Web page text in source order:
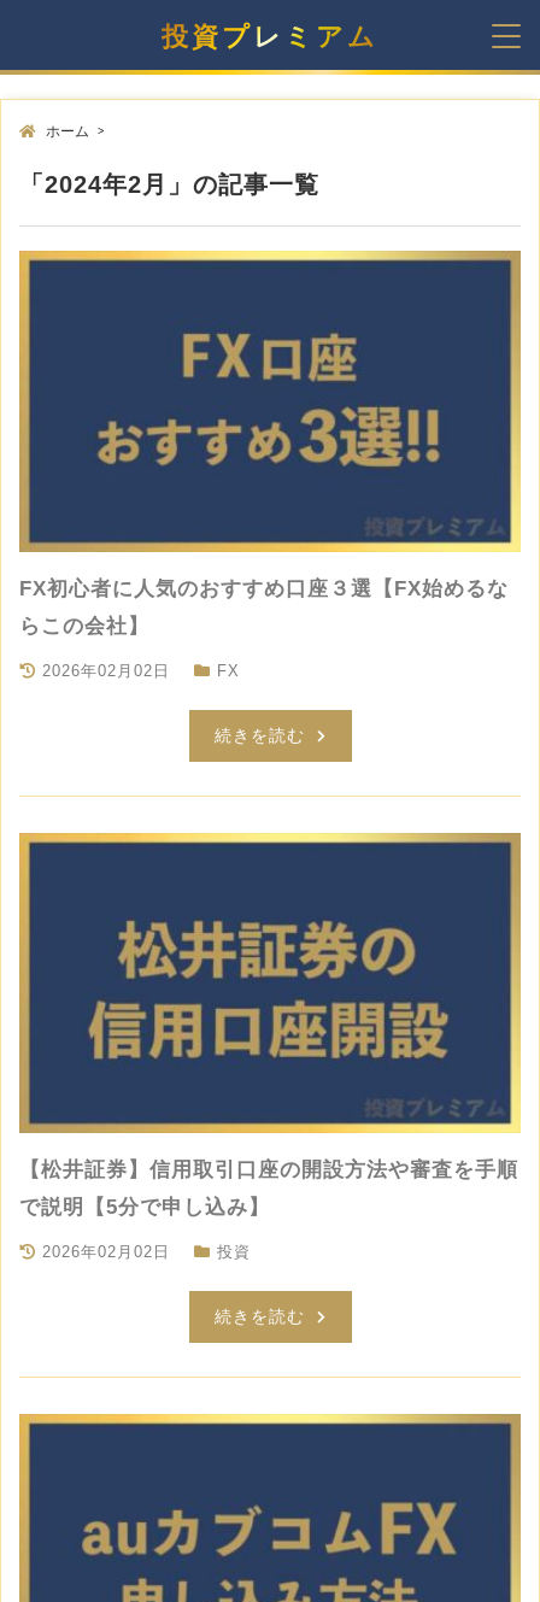
投資プレミアム
ホーム >
「2024年2月」の記事一覧
FX初心者に人気のおすすめ口座３選【FX始めるな
らこの会社】
2026年02月02日 FX
続きを読む
【松井証券】信用取引口座の開設方法や審査を手順
で説明【5分で申し込み】
2026年02月02日 投資
続きを読む